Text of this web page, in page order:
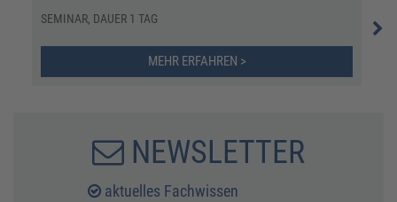
SEMINAR, DAUER 1 TAG
MEHR ERFAHREN >
NEWSLETTER
aktuelles Fachwissen